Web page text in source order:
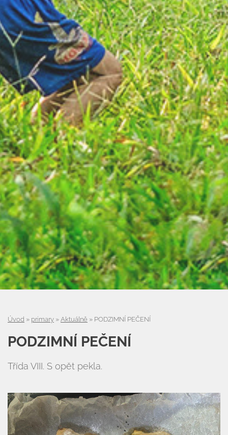
Úvod » primary » Aktuálně » PODZIMNÍ PEČENÍ
PODZIMNÍ PEČENÍ
Třída VIII. S opět pekla.